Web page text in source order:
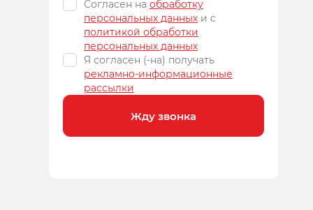
Согласен на обработку
персональных данных и c
политикой обработки
персональных данных
Я согласен (-на) получать
рекламно-информационные
рассылки
Жду звонка